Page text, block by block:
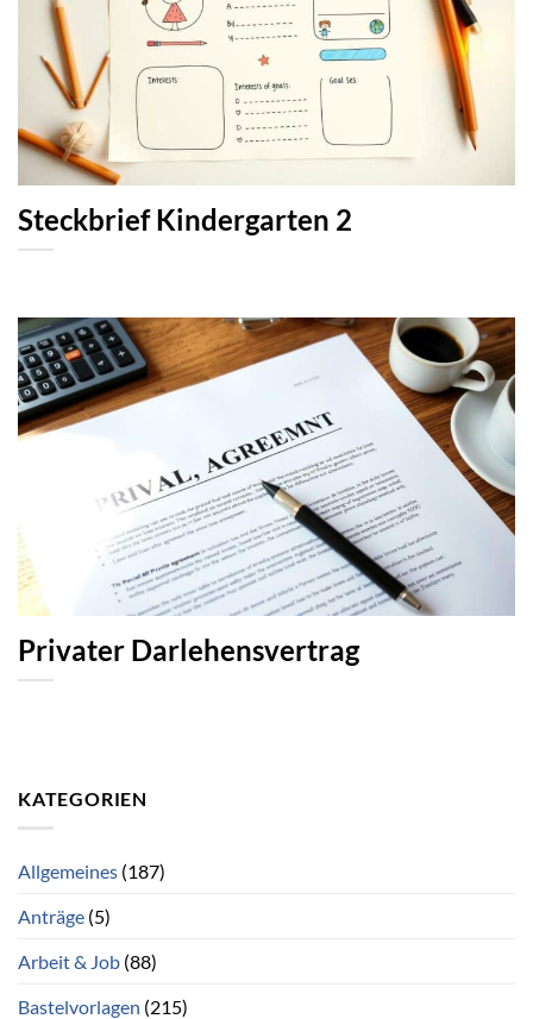
Steckbrief Kindergarten 2
Privater Darlehensvertrag
KATEGORIEN
Allgemeines (187)
Anträge (5)
Arbeit & Job (88)
Bastelvorlagen (215)